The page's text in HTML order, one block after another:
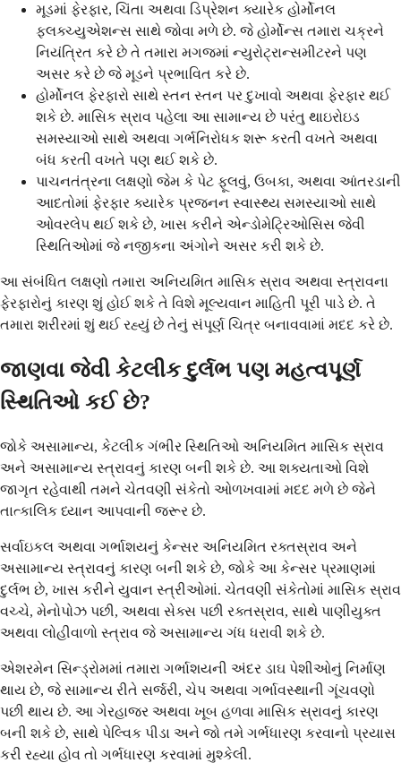
મૂડમાં ફેરફાર, ચિંતા અથવા ડિપ્રેશન ક્યારેક હોર્મોનલ
ફ્લક્ચ્યુએશન્સ સાથે જોવા મળે છે. જે હોર્મોન્સ તમારા ચક્રને
નિયંત્રિત કરે છે તે તમારા મગજમાં ન્યુરોટ્રાન્સમીટરને પણ
અસર કરે છે જે મૂડને પ્રભાવિત કરે છે.
હોર્મોનલ ફેરફારો સાથે સ્તન સ્તન પર દુખાવો અથવા ફેરફાર થઈ
શકે છે. માસિક સ્રાવ પહેલા આ સામાન્ય છે પરંતુ થાઇરોઇડ
સમસ્યાઓ સાથે અથવા ગર્ભનિરોધક શરૂ કરતી વખતે અથવા
બંધ કરતી વખતે પણ થઈ શકે છે.
પાચનતંત્રના લક્ષણો જેમ કે પેટ ફૂલવું, ઉબકા, અથવા આંતરડાની
આદતોમાં ફેરફાર ક્યારેક પ્રજનન સ્વાસ્થ્ય સમસ્યાઓ સાથે
ઓવરલેપ થઈ શકે છે, ખાસ કરીને એન્ડોમેટ્રિઓસિસ જેવી
સ્થિતિઓમાં જે નજીકના અંગોને અસર કરી શકે છે.
આ સંબંધિત લક્ષણો તમારા અનિયમિત માસિક સ્રાવ અથવા સ્ત્રાવના
ફેરફારોનું કારણ શું હોઈ શકે તે વિશે મૂલ્યવાન માહિતી પૂરી પાડે છે. તે
તમારા શરીરમાં શું થઈ રહ્યું છે તેનું સંપૂર્ણ ચિત્ર બનાવવામાં મદદ કરે છે.
જાણવા જેવી કેટલીક દુર્લભ પણ મહત્વપૂર્ણ
સ્થિતિઓ કઈ છે?
જોકે અસામાન્ય, કેટલીક ગંભીર સ્થિતિઓ અનિયમિત માસિક સ્રાવ
અને અસામાન્ય સ્ત્રાવનું કારણ બની શકે છે. આ શક્યતાઓ વિશે
જાગૃત રહેવાથી તમને ચેતવણી સંકેતો ઓળખવામાં મદદ મળે છે જેને
તાત્કાલિક ધ્યાન આપવાની જરૂર છે.
સર્વાઇકલ અથવા ગર્ભાશયનું કેન્સર અનિયમિત રક્તસ્રાવ અને
અસામાન્ય સ્ત્રાવનું કારણ બની શકે છે, જોકે આ કેન્સર પ્રમાણમાં
દુર્લભ છે, ખાસ કરીને યુવાન સ્ત્રીઓમાં. ચેતવણી સંકેતોમાં માસિક સ્રાવ
વચ્ચે, મેનોપોઝ પછી, અથવા સેક્સ પછી રક્તસ્રાવ, સાથે પાણીયુક્ત
અથવા લોહીવાળો સ્ત્રાવ જે અસામાન્ય ગંધ ધરાવી શકે છે.
એશરમેન સિન્ડ્રોમમાં તમારા ગર્ભાશયની અંદર ડાઘ પેશીઓનું નિર્માણ
થાય છે, જે સામાન્ય રીતે સર્જરી, ચેપ અથવા ગર્ભાવસ્થાની ગૂંચવણો
પછી થાય છે. આ ગેરહાજર અથવા ખૂબ હળવા માસિક સ્રાવનું કારણ
બની શકે છે, સાથે પેલ્વિક પીડા અને જો તમે ગર્ભધારણ કરવાનો પ્રયાસ
કરી રહ્યા હોવ તો ગર્ભધારણ કરવામાં મુશ્કેલી.